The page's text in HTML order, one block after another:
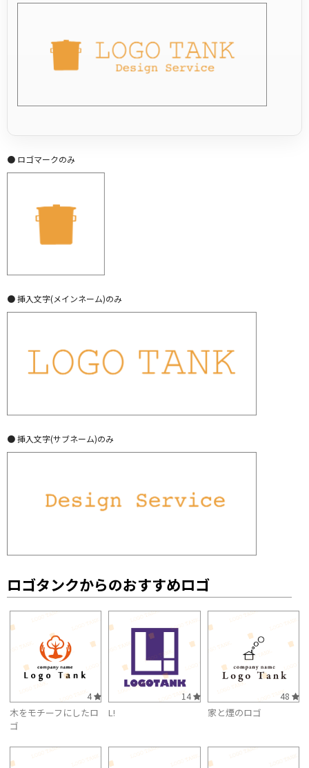
● ロゴマークのみ
● 挿入文字(メインネーム)のみ
● 挿入文字(サブネーム)のみ
ロゴタンクからのおすすめロゴ
4
木をモチーフにしたロ
ゴ
14
L!
48
家と煙のロゴ